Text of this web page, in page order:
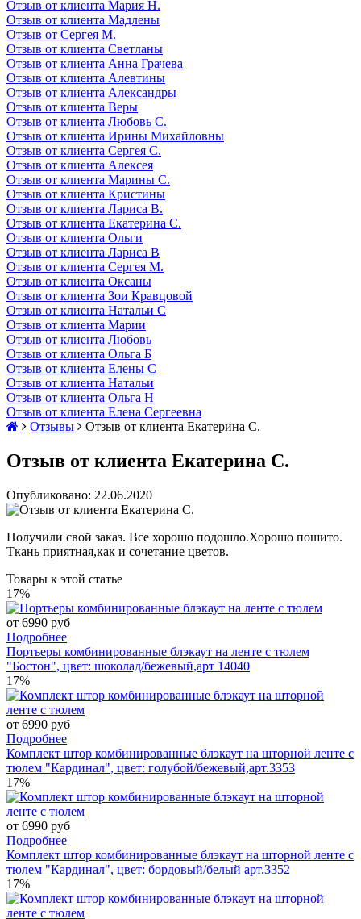
Отзыв от клиента Мария Н.
Отзыв от клиента Мадлены
Отзыв от Сергея М.
Отзыв от клиента Светланы
Отзыв от клиента Анна Грачева
Отзыв от клиента Алевтины
Отзыв от клиента Александры
Отзыв от клиента Веры
Отзыв от клиента Любовь С.
Отзыв от клиента Ирины Михайловны
Отзыв от клиента Сергея С.
Отзыв от клиента Алексея
Отзыв от клиента Марины С.
Отзыв от клиента Кристины
Отзыв от клиента Лариса В.
Отзыв от клиента Екатерина С.
Отзыв от клиента Ольги
Отзыв от клиента Лариса В
Отзыв от клиента Сергея М.
Отзыв от клиента Оксаны
Отзыв от клиента Зои Кравцовой
Отзыв от клиента Натальи С
Отзыв от клиента Марии
Отзыв от клиента Любовь
Отзыв от клиента Ольга Б
Отзыв от клиента Елены С
Отзыв от клиента Натальи
Отзыв от клиента Ольга Н
Отзыв от клиента Елена Сергеевна
Отзывы
Отзыв от клиента Екатерина С.
Отзыв от клиента Екатерина С.
Опубликовано: 22.06.2020
Получили свой заказ. Все хорошо подошло.Хорошо пошито.
Ткань приятная,как и сочетание цветов.
Товары к этой статье
17%
от 6990 руб
Подробнее
Портьеры комбинированные блэкаут на ленте с тюлем
"Бостон", цвет: шоколад/бежевый,арт 14040
17%
от 6990 руб
Подробнее
Комплект штор комбинированные блэкаут на шторной ленте с
тюлем "Кардинал", цвет: голубой/бежевый,арт.3353
17%
от 6990 руб
Подробнее
Комплект штор комбинированные блэкаут на шторной ленте с
тюлем "Кардинал", цвет: бордовый/белый арт.3352
17%